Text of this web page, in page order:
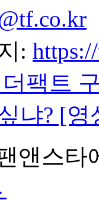
:
더팩트
냐? [
앤스타